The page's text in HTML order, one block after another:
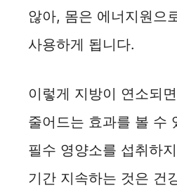
i
e
o
않아, 몸은 에너지원으
사용하게 됩니다.
이렇게 지방이 연소되
줄어드는 효과를 볼 수
필수 영양소를 섭취하
기간 지속하는 것은 건